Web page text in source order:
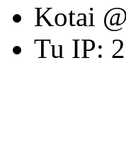
Kotai
Tu IP: